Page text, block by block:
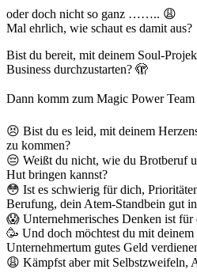
oder doch nicht so ganz …….. 😩
Mal ehrlich, wie schaut es damit aus?
Bist du bereit, mit deinem Soul-
Business durchzustarten? 🫣
Dann komm zum Magic Power
😣 Bist du es leid, mit deinem
zu kommen?
😔 Weißt du nicht, wie du Brotberuf
Hut bringen kannst?
😳 Ist es schwierig für dich,
Berufung, dein Atem-Standbein gut
😱 Unternehmerisches Denken ist
🥳 Und doch möchtest du mit
Unternehmertum gutes Geld
😩 Kämpfst aber mit Selbstzweifeln,